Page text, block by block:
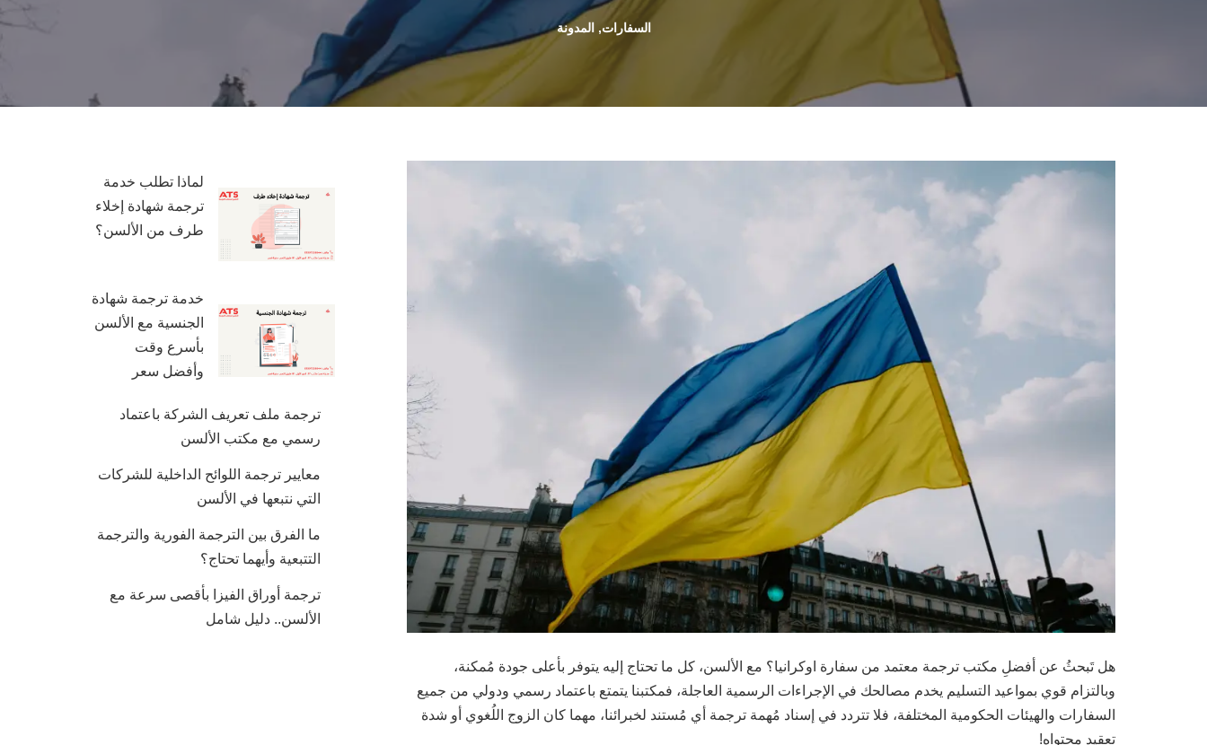
السفارات, المدونة
هل تَبحثُ عن أفضلِ مكتب ترجمة معتمد من سفارة اوكرانيا؟ مع الألسن، كل ما تحتاج إليه يتوفر بأعلى جودة مُمكنة،
وبالتزام قوي بمواعيد التسليم يخدم مصالحك في الإجراءات الرسمية العاجلة، فمكتبنا يتمتع باعتماد رسمي ودولي من جميع
السفارات والهيئات الحكومية المختلفة، فلا تتردد في إسناد مُهمة ترجمة أي مُستند لخبرائنا، مهما كان الزوج اللُغوي أو شدة
تعقيد محتواه!
لماذا تطلب خدمة
ترجمة شهادة إخلاء
طرف من الألسن؟
خدمة ترجمة شهادة
الجنسية مع الألسن
بأسرع وقت
وأفضل سعر
ترجمة ملف تعريف الشركة باعتماد
رسمي مع مكتب الألسن
معايير ترجمة اللوائح الداخلية للشركات
التي نتبعها في الألسن
ما الفرق بين الترجمة الفورية والترجمة
التتبعية وأيهما تحتاج؟
ترجمة أوراق الفيزا بأقصى سرعة مع
الألسن.. دليل شامل